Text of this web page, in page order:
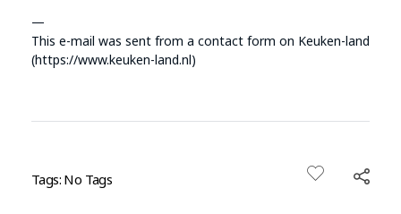
—
This e-mail was sent from a contact form on Keuken-land
(https://www.keuken-land.nl)
Tags: No Tags